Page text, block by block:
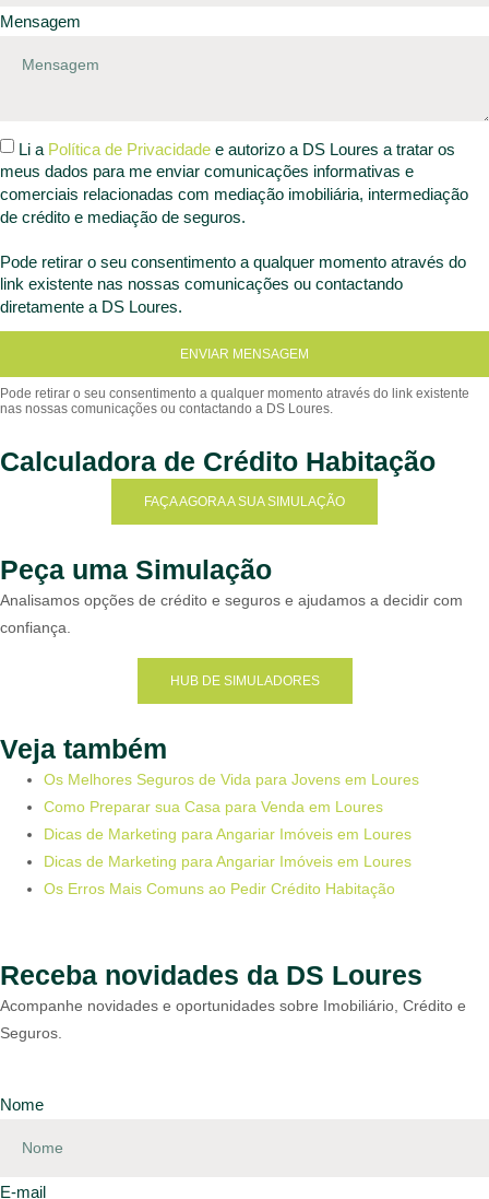
Mensagem
Li a Política de Privacidade e autorizo a DS Loures a tratar os
meus dados para me enviar comunicações informativas e
comerciais relacionadas com mediação imobiliária, intermediação
de crédito e mediação de seguros.
Pode retirar o seu consentimento a qualquer momento através do
link existente nas nossas comunicações ou contactando
diretamente a DS Loures.
ENVIAR MENSAGEM
Calculadora de Crédito Habitação
FAÇA AGORA A SUA SIMULAÇÃO
Peça uma Simulação
Analisamos opções de crédito e seguros e ajudamos a decidir com
confiança.
HUB DE SIMULADORES
Veja também
Os Melhores Seguros de Vida para Jovens em Loures
Como Preparar sua Casa para Venda em Loures
Dicas de Marketing para Angariar Imóveis em Loures
Dicas de Marketing para Angariar Imóveis em Loures
Os Erros Mais Comuns ao Pedir Crédito Habitação
Receba novidades da DS Loures
Acompanhe novidades e oportunidades sobre Imobiliário, Crédito e
Seguros.
Nome
E-mail